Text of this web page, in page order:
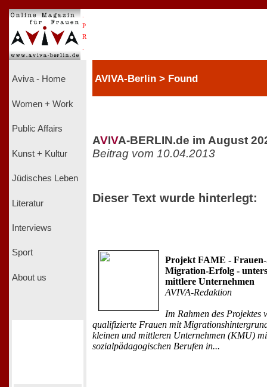
P
R
Aviva - Home
Women + Work
Public Affairs
Kunst + Kultur
Jüdisches Leben
Literatur
Interviews
Sport
About us
AVIVA-Berlin > Found
AVIVA-BERLIN.de im August
Beitrag vom 10.04.2013
Dieser Text wurde hinterlegt:
Projekt FAME -
Migration-Erfolg -
mittlere Unternehmen
AVIVA-Redaktion
Im Rahmen des Projektes
qualifizierte Frauen mit
kleinen und mittleren Unternehmen (KMU)
sozialpädagogischen Berufen in...